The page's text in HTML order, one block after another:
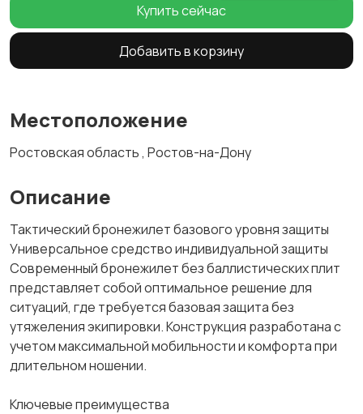
Местоположение
Ростовская область , Ростов-на-Дону
Описание
Тактический бронежилет базового уровня защиты
Универсальное средство индивидуальной защиты
Современный бронежилет без баллистических плит
представляет собой оптимальное решение для
ситуаций, где требуется базовая защита без
утяжеления экипировки. Конструкция разработана с
учетом максимальной мобильности и комфорта при
длительном ношении.
Ключевые преимущества
Купить сейчас
Добавить в корзину